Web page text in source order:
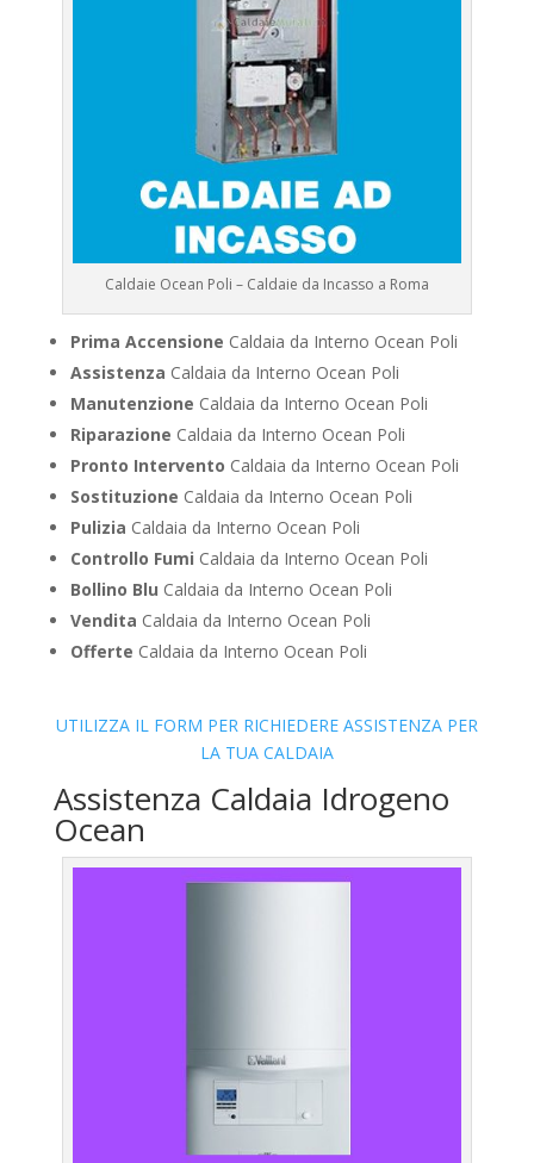
Caldaie Ocean Poli – Caldaie da Incasso a Roma
Prima Accensione Caldaia da Interno Ocean Poli
Assistenza Caldaia da Interno Ocean Poli
Manutenzione Caldaia da Interno Ocean Poli
Riparazione Caldaia da Interno Ocean Poli
Pronto Intervento Caldaia da Interno Ocean Poli
Sostituzione Caldaia da Interno Ocean Poli
Pulizia Caldaia da Interno Ocean Poli
Controllo Fumi Caldaia da Interno Ocean Poli
Bollino Blu Caldaia da Interno Ocean Poli
Vendita Caldaia da Interno Ocean Poli
Offerte Caldaia da Interno Ocean Poli
UTILIZZA IL FORM PER RICHIEDERE ASSISTENZA PER
LA TUA CALDAIA
Assistenza Caldaia Idrogeno
Ocean